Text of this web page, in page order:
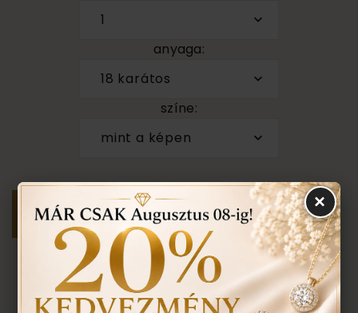
1
anyaga:
18 karátos
színe:
mint a képen
Személyes megtekintés a Budapest VII. kerület,
Király u. 1/b címen található üzletünkben történik.
×